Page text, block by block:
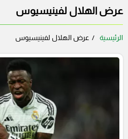
عرض الهلال لفينيسيوس
الرئيسية عرض الهلال لفينيسيوس